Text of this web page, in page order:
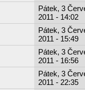
Pátek, 3
2011 - 14:02
Pátek, 3
2011 - 15:49
Pátek, 3
2011 - 16:56
Pátek, 3
2011 - 22:35